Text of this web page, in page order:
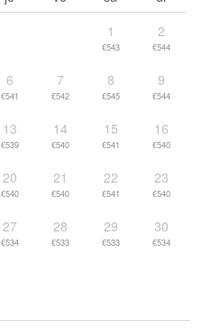
1
€543
2
€544
6
€541
7
€542
8
€545
9
€544
13
€539
14
€540
15
€541
16
€540
20
€540
21
€540
22
€541
23
€540
27
€534
28
€533
29
€533
30
€534